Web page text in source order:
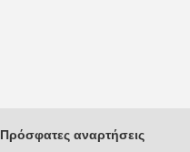
Πρόσφατες αναρτήσεις